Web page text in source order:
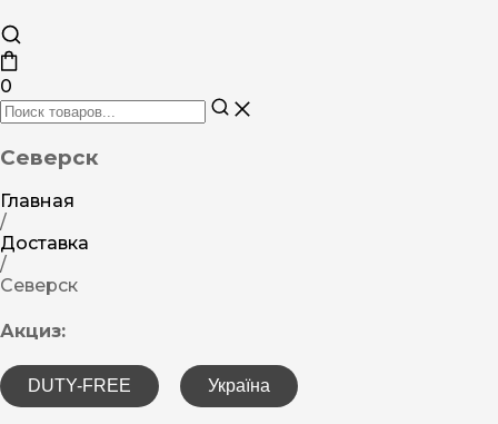
0
Северск
Главная
/
Доставка
/
Северск
Акциз:
DUTY-FREE Україна